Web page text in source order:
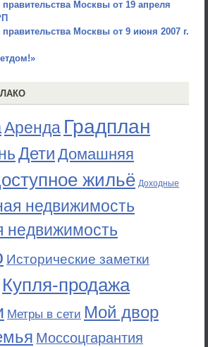
Москвы от 19 апреля
Москвы от 9 июня 2007 г.
Аренда Градплан
Дети Домашняя
жильё Доходные
недвижимость
недвижимость
Исторические заметки
Купля-продажа
Метры в сети Мой двор
Моссоцгарантия